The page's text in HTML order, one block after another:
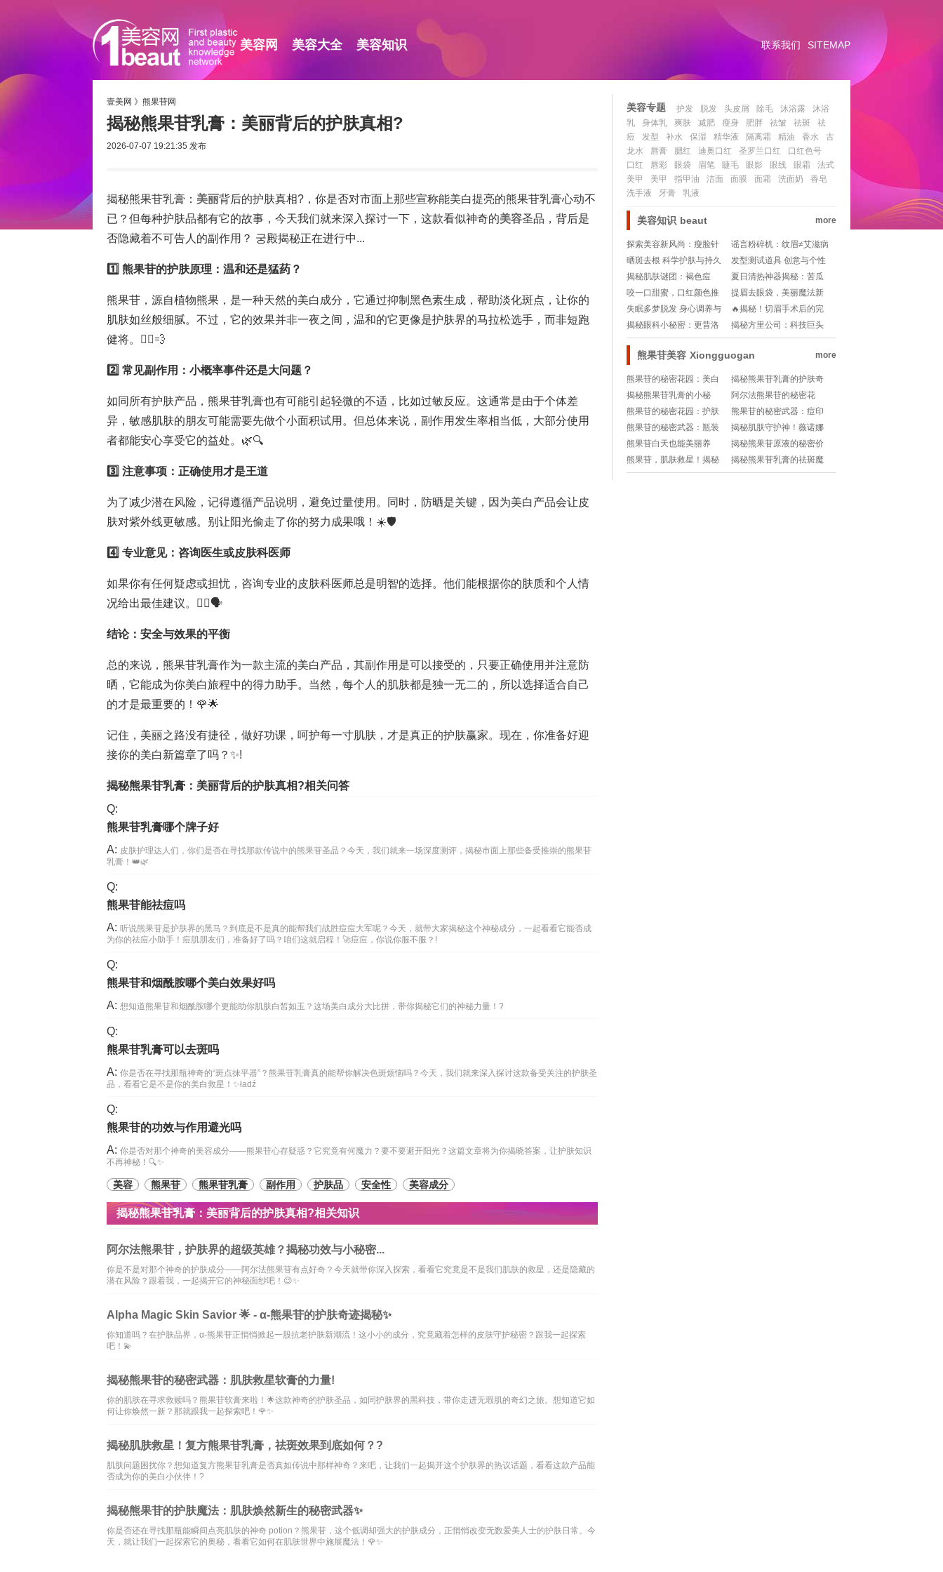
美容网 美容大全 美容知识 联系我们 SITEMAP
壹美网 》 熊果苷网
揭秘熊果苷乳膏：美丽背后的护肤真相?
2026-07-07 19:21:35 发布
揭秘熊果苷乳膏： 美丽背后的护肤真相?，你是否对市面上那些宣称能美白提亮的熊果苷乳膏心动不
已？但每种护肤品都有它的故事，今天我们就来深入探讨一下，这款看似神奇的美容圣品，背后是
否隐藏着不可告人的副作用？ 궁殿揭秘正在进行中...
1️⃣ 熊果苷的护肤原理：温和还是猛药？
熊果苷，源自植物熊果，是一种天然的美白成分，它通过抑制黑色素生成，帮助淡化斑点，让你的
肌肤如丝般细腻。不过，它的效果并非一夜之间，温和的它更像是护肤界的马拉松选手，而非短跑
健将。🏃‍♀️💨
2️⃣ 常见副作用：小概率事件还是大问题？
如同所有护肤产品，熊果苷乳膏也有可能引起轻微的不适，比如过敏反应。这通常是由于个体差
异，敏感肌肤的朋友可能需要先做个小面积试用。但总体来说，副作用发生率相当低，大部分使用
者都能安心享受它的益处。🌿🔍
3️⃣ 注意事项：正确使用才是王道
为了减少潜在风险，记得遵循产品说明，避免过量使用。同时，防晒是关键，因为美白产品会让皮
肤对紫外线更敏感。别让阳光偷走了你的努力成果哦！☀️🛡️
4️⃣ 专业意见：咨询医生或皮肤科医师
如果你有任何疑虑或担忧，咨询专业的皮肤科医师总是明智的选择。他们能根据你的肤质和个人情
况给出最佳建议。👩‍⚕️🗣️
结论：安全与效果的平衡
总的来说，熊果苷乳膏作为一款主流的美白产品，其副作用是可以接受的，只要正确使用并注意防
晒，它能成为你美白旅程中的得力助手。当然，每个人的肌肤都是独一无二的，所以选择适合自己
的才是最重要的！🌹🌟
记住，美丽之路没有捷径，做好功课，呵护每一寸肌肤，才是真正的护肤赢家。现在，你准备好迎
接你的美白新篇章了吗？✨!
揭秘熊果苷乳膏：美丽背后的护肤真相?相关问答
Q:
熊果苷乳膏哪个牌子好
A: 皮肤护理达人们，你们是否在寻找那款传说中的熊果苷圣品？今天，我们就来一场深度测评，揭秘市面上那些备受推崇的熊果苷
乳膏！👑🌿
Q:
熊果苷能祛痘吗
A: 听说熊果苷是护肤界的黑马？到底是不是真的能帮我们战胜痘痘大军呢？今天，就带大家揭秘这个神秘成分，一起看看它能否成
为你的祛痘小助手！痘肌朋友们，准备好了吗？咱们这就启程！🚀痘痘，你说你服不服？!
Q:
熊果苷和烟酰胺哪个美白效果好吗
A: 想知道熊果苷和烟酰胺哪个更能助你肌肤白皙如玉？这场美白成分大比拼，带你揭秘它们的神秘力量！?
Q:
熊果苷乳膏可以去斑吗
A: 你是否在寻找那瓶神奇的“斑点抹平器”？熊果苷乳膏真的能帮你解决色斑烦恼吗？今天，我们就来深入探讨这款备受关注的护肤圣
品，看看它是不是你的美白救星！✨ładź
Q:
熊果苷的功效与作用避光吗
A: 你是否对那个神奇的美容成分——熊果苷心存疑惑？它究竟有何魔力？要不要避开阳光？这篇文章将为你揭晓答案，让护肤知识
不再神秘！🔍✨
美容 熊果苷 熊果苷乳膏 副作用 护肤品 安全性 美容成分
揭秘熊果苷乳膏：美丽背后的护肤真相?相关知识
阿尔法熊果苷，护肤界的超级英雄？揭秘功效与小秘密...
你是不是对那个神奇的护肤成分——阿尔法熊果苷有点好奇？今天就带你深入探索，看看它究竟是不是我们肌肤的救星，还是隐藏的
潜在风险？跟着我，一起揭开它的神秘面纱吧！😉✨
Alpha Magic Skin Savior 🌟 - α-熊果苷的护肤奇迹揭秘✨
你知道吗？在护肤品界，α-熊果苷正悄悄掀起一股抗老护肤新潮流！这小小的成分，究竟藏着怎样的皮肤守护秘密？跟我一起探索
吧！💫
揭秘熊果苷的秘密武器：肌肤救星软膏的力量!
你的肌肤在寻求救赎吗？熊果苷软膏来啦！🌟这款神奇的护肤圣品，如同护肤界的黑科技，带你走进无瑕肌的奇幻之旅。想知道它如
何让你焕然一新？那就跟我一起探索吧！🌹✨
揭秘肌肤救星！复方熊果苷乳膏，祛斑效果到底如何？?
肌肤问题困扰你？想知道复方熊果苷乳膏是否真如传说中那样神奇？来吧，让我们一起揭开这个护肤界的热议话题，看看这款产品能
否成为你的美白小伙伴！?
揭秘熊果苷的护肤魔法：肌肤焕然新生的秘密武器✨
你是否还在寻找那瓶能瞬间点亮肌肤的神奇 potion？熊果苷，这个低调却强大的护肤成分，正悄悄改变无数爱美人士的护肤日常。今
天，就让我们一起探索它的奥秘，看看它如何在肌肤世界中施展魔法！🌹✨
美容专题 护发 脱发 头皮屑 除毛 沐浴露
沐浴
乳
身体乳 爽肤 减肥 瘦身 肥胖 祛皱 祛斑
祛
痘
发型 补水 保湿 精华液 隔离霜 精油 香水
古
龙水
唇膏 腮红 迪奥口红 圣罗兰口红
口红色号
口红
唇彩 眼袋 眉笔 睫毛 眼影 眼线 眼霜
法式
美甲
美甲 指甲油 洁面 面膜 面霜 洗面奶
香皂
洗手液
牙膏 乳液
美容知识 beaut more
探索美容新风尚：瘦脸针
的价格揭秘
谣言粉碎机：纹眉≠艾滋病
风险，真相大揭秘！
晒斑去根 科学护肤与持久
战役
发型测试道具 创意与个性
的时尚探索
揭秘肌肤谜团：褐色痘
印，说走就走的旅行要多
久？🌈💨
夏日清热神器揭秘：苦瓜
爽肤水的神奇功效!
咬一口甜蜜，口红颜色推
荐让你美翻天!
提眉去眼袋，美丽魔法新
篇章：恢复期揭秘!
失眠多梦脱发 身心调养与
健康攻略
🔥揭秘！切眉手术后的完
美复原时间表🔍
揭秘眼科小秘密：更昔洛
韦眼用凝胶浓度大公开👀!
揭秘方里公司：科技巨头
的地理位置大揭秘🌐
熊果苷美容 Xiongguogan more
熊果苷的秘密花园：美白
神器，肌肤救星！✨
揭秘熊果苷乳膏的护肤奇
迹：美丽肌肤的秘密武器
✨!
揭秘熊果苷乳膏的小秘
密：美丽背后的安全考量
💖
阿尔法熊果苷的秘密花
园，肌肤焕然新生🌟
熊果苷的秘密花园：护肤
界的美白圣品你get√了
吗？✨
熊果苷的秘密武器：痘印
淡化大师班!
熊果苷的秘密武器：瓶装
精华，肌肤焕然新生💧!
揭秘肌肤守护神！薇诺娜
熊果苷的神奇魔力✨
熊果苷白天也能美丽养
肤，白天护肤新指南!
揭秘熊果苷原液的秘密价
格：你真的了解吗？💰🔍
熊果苷，肌肤救星！揭秘
它如何轻松祛斑✨
揭秘熊果苷乳膏的祛斑魔
力：是真的有效还是期待